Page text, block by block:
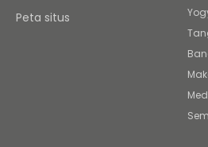
Peta situs